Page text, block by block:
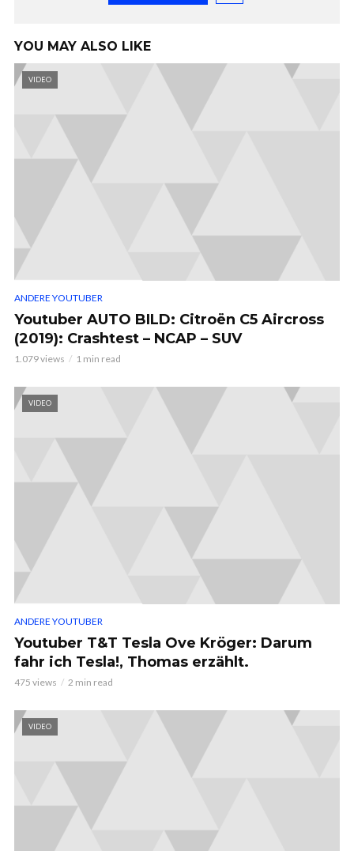
YOU MAY ALSO LIKE
VIDEO
ANDERE YOUTUBER
Youtuber AUTO BILD: Citroën C5 Aircross
(2019): Crashtest – NCAP – SUV
1.079 views 1 min read
VIDEO
ANDERE YOUTUBER
Youtuber T&T Tesla Ove Kröger: Darum
fahr ich Tesla!, Thomas erzählt.
475 views 2 min read
VIDEO